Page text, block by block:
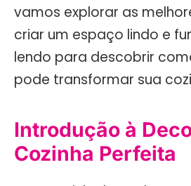
vamos explorar as
criar um espaço lindo e
lendo para descobrir
pode transformar sua
Introdução à
Cozinha Perfeita